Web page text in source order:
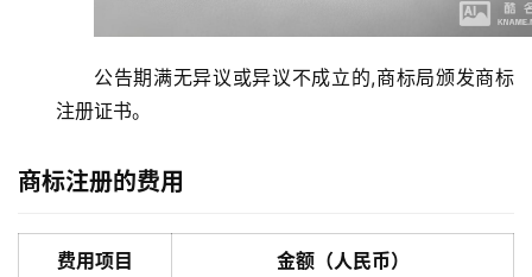
公告期满无异议或异议不成立的,商标局颁发商标
注册证书。
商标注册的费用
费用项目 金额（人民币）